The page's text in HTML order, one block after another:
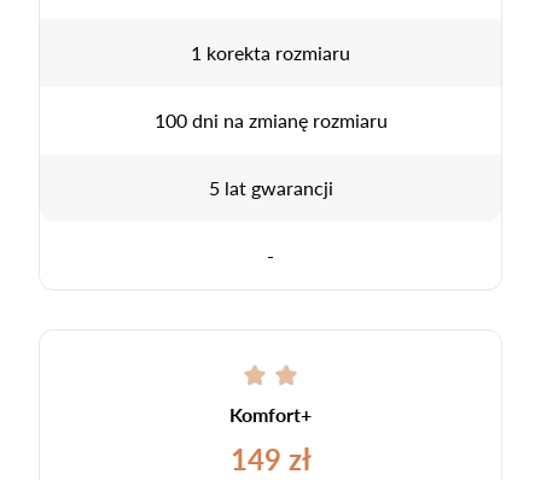
1 korekta rozmiaru
100 dni na zmianę rozmiaru
5 lat gwarancji
-
Komfort+
149 zł